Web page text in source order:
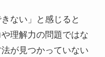
ない」と感じると
理解力の問題ではな
が見つかっていない